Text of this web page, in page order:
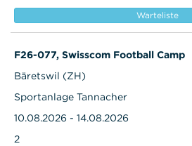
Warteliste
F26-077, Swisscom Football Camp
Bäretswil (ZH)
Sportanlage Tannacher
10.08.2026 - 14.08.2026
2